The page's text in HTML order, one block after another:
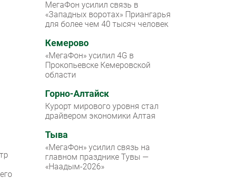
МегаФон усилил связь в
«Западных воротах» Приангарья
для более чем 40 тысяч человек
Кемерово
«МегаФон» усилил 4G в
Прокопьевске Кемеровской
области
Горно-Алтайск
Курорт мирового уровня стал
драйвером экономики Алтая
Тыва
«МегаФон» усилил связь на
главном празднике Тувы —
«Наадым-2026»